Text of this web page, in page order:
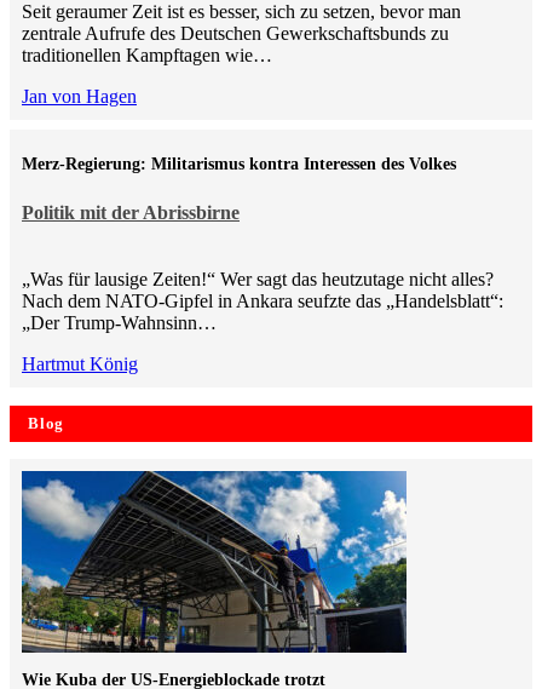
Seit geraumer Zeit ist es besser, sich zu setzen, bevor man
zentrale Aufrufe des Deutschen Gewerkschaftsbunds zu
traditionellen Kampftagen wie…
Jan von Hagen
Politik mit der Abrissbirne
Merz-Regierung: Militarismus kontra Inte­ressen des Volkes
„Was für lausige Zeiten!“ Wer sagt das heutzutage nicht alles?
Nach dem NATO-Gipfel in Ankara seufzte das „Handelsblatt“:
„Der Trump-Wahnsinn…
Hartmut König
Blog
Wie Kuba der US-Energieblockade trotzt